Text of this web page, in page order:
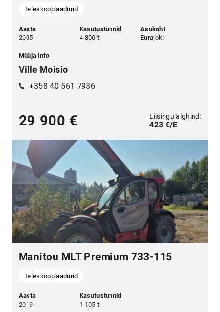
Teleskooplaadurid
Aasta
2005
Kasutustunnid
4 800 t
Asukoht
Eurajoki
Müüja info
Ville Moisio
+358 40 561 7936
29 900 € Liisingu alghind:
423 €/E
Manitou MLT Premium 733-115
Teleskooplaadurid
Aasta
2019
Kasutustunnid
1 105 t